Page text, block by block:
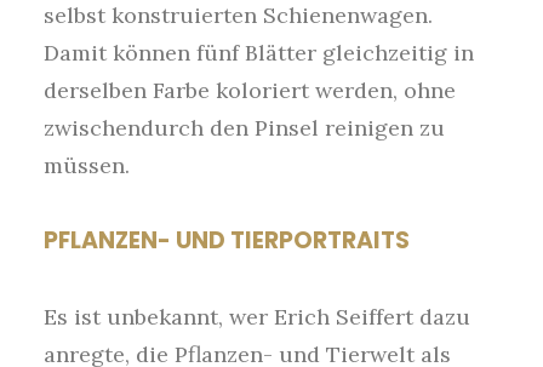
selbst konstruierten Schienenwagen.
Damit können fünf Blätter gleichzeitig in
derselben Farbe koloriert werden, ohne
zwischendurch den Pinsel reinigen zu
müssen.
PFLANZEN- UND TIERPORTRAITS
Es ist unbekannt, wer Erich Seiffert dazu
anregte, die Pflanzen- und Tierwelt als